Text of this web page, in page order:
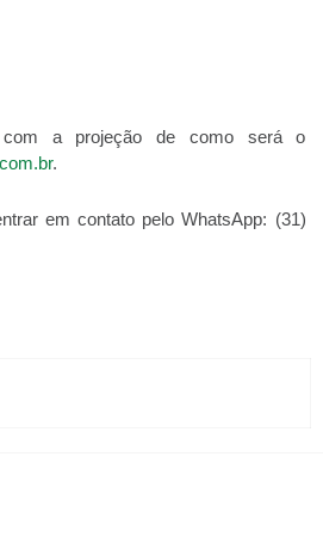
com a projeção de como será o
.
em contato pelo WhatsApp: (31)